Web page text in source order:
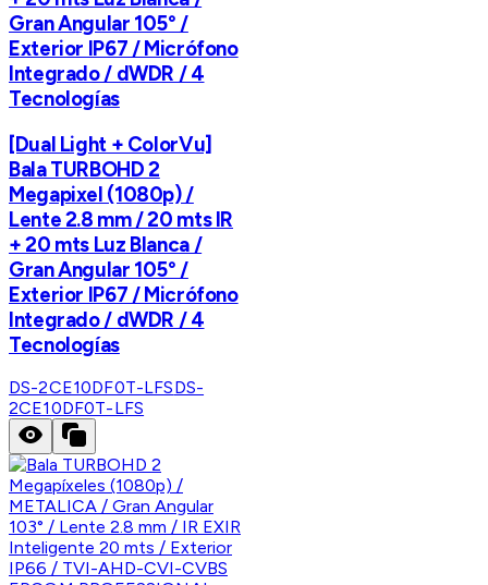
Gran Angular 105° /
Exterior IP67 / Micrófono
Integrado / dWDR / 4
Tecnologías
[Dual Light + ColorVu]
Bala TURBOHD 2
Megapixel (1080p) /
Lente 2.8 mm / 20 mts IR
+ 20 mts Luz Blanca /
Gran Angular 105° /
Exterior IP67 / Micrófono
Integrado / dWDR / 4
Tecnologías
DS-2CE10DF0T-LFSDS-
2CE10DF0T-LFS